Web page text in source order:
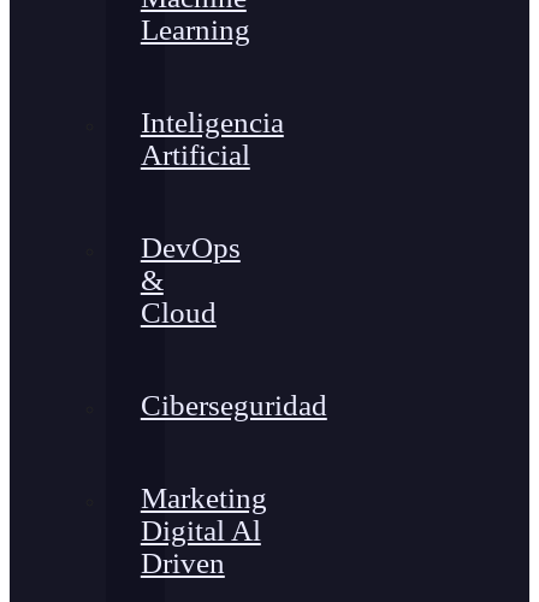
Learning
Inteligencia
Artificial
DevOps
&
Cloud
Ciberseguridad
Marketing
Digital Al
Driven